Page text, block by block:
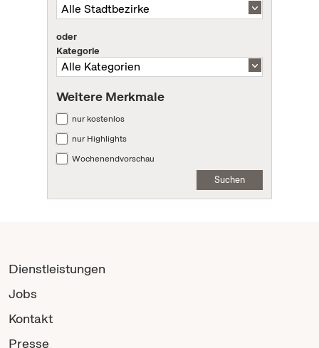
oder
Kategorie
Weitere Merkmale
nur kostenlos
nur Highlights
Wochenendvorschau
Suchen
Dienstleistungen
Jobs
Kontakt
Presse